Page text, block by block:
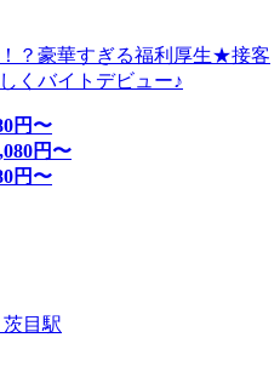
？豪華すぎる福利厚生★接客
くバイトデビュー♪
円〜
円〜
円〜
目駅